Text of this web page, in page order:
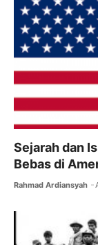
Sejarah dan
Bebas di
Rahmad Ardiansyah